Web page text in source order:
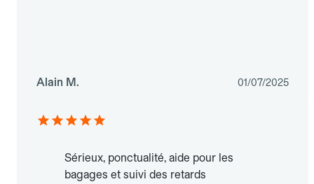
Alain M. 01/07/2025
Sérieux, ponctualité, aide pour les
bagages et suivi des retards